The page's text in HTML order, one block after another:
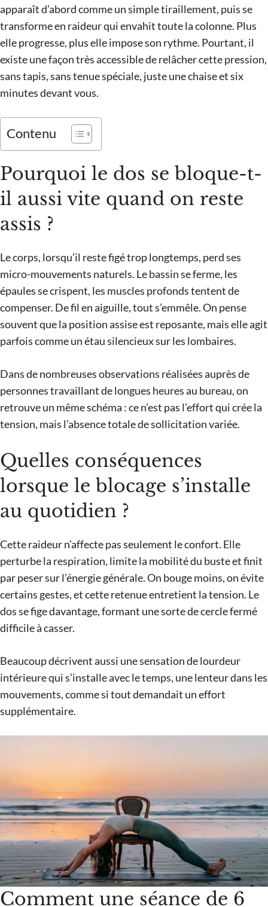
apparaît d’abord comme un simple tiraillement, puis se
transforme en raideur qui envahit toute la colonne. Plus
elle progresse, plus elle impose son rythme. Pourtant, il
existe une façon très accessible de relâcher cette pression,
sans tapis, sans tenue spéciale, juste une chaise et six
minutes devant vous.
Contenu
Pourquoi le dos se bloque-t-
il aussi vite quand on reste
assis ?
Le corps, lorsqu’il reste figé trop longtemps, perd ses
micro-mouvements naturels. Le bassin se ferme, les
épaules se crispent, les muscles profonds tentent de
compenser. De fil en aiguille, tout s’emmêle. On pense
souvent que la position assise est reposante, mais elle agit
parfois comme un étau silencieux sur les lombaires.
Dans de nombreuses observations réalisées auprès de
personnes travaillant de longues heures au bureau, on
retrouve un même schéma : ce n’est pas l’effort qui crée la
tension, mais l’absence totale de sollicitation variée.
Quelles conséquences
lorsque le blocage s’installe
au quotidien ?
Cette raideur n’affecte pas seulement le confort. Elle
perturbe la respiration, limite la mobilité du buste et finit
par peser sur l’énergie générale. On bouge moins, on évite
certains gestes, et cette retenue entretient la tension. Le
dos se fige davantage, formant une sorte de cercle fermé
difficile à casser.
Beaucoup décrivent aussi une sensation de lourdeur
intérieure qui s’installe avec le temps, une lenteur dans les
mouvements, comme si tout demandait un effort
supplémentaire.
Comment une séance de 6